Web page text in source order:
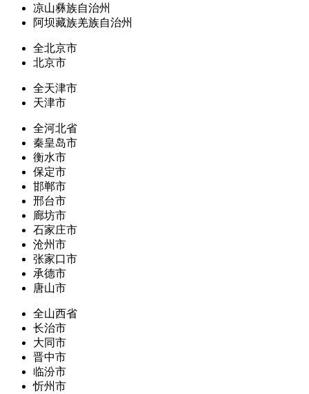
凉山彝族自治州
阿坝藏族羌族自治州
全北京市
北京市
全天津市
天津市
全河北省
秦皇岛市
衡水市
保定市
邯郸市
邢台市
廊坊市
石家庄市
沧州市
张家口市
承德市
唐山市
全山西省
长治市
大同市
晋中市
临汾市
忻州市